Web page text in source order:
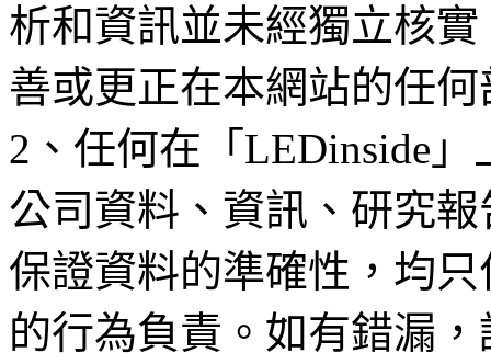
析和資訊並未經獨立核
善或更正在本網站的任
2、任何在「LEDinside
公司資料、資訊、研究
保證資料的準確性，均
的行為負責。如有錯漏